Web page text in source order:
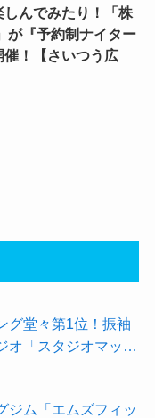
しんでみたり！「株
が『予約制ナイター
催！【さいつう広
グ堂々第1位！振袖
「スタジオマック
限定キャンペー
ジム「エムズフィッ